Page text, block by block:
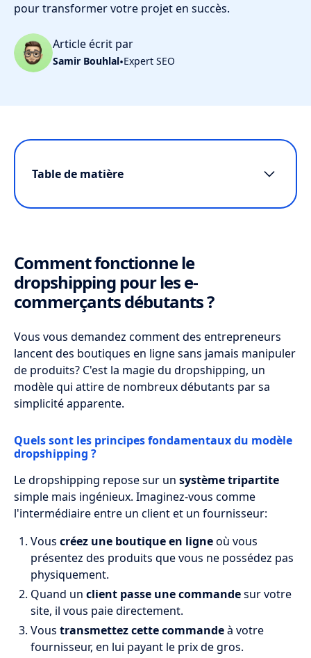
pour transformer votre projet en succès.
Article écrit par
Samir Bouhlal•Expert SEO
Table de matière
Comment fonctionne le dropshipping
d'entrepreneurs en ligne ?
Comment choisir les bons produits et
fournisseurs pour son business ?
Quelles étapes suivre pour créer une
boutique en ligne performante ?
Pourquoi le dropshipping attire-t-il tant
d'entrepreneurs en ligne ?
en compte avant de se lancer ?
Comment éviter les erreurs courantes
des débutants en dropshipping ?
Quelles sont les perspectives d'évolution
du dropshipping ?
FAQ
Comment fonctionne le
dropshipping pour les e-
commerçants débutants ?
Vous vous demandez comment des entrepreneurs
lancent des boutiques en ligne sans jamais manipuler
de produits? C'est la magie du dropshipping, un
modèle qui attire de nombreux débutants par sa
simplicité apparente.
Quels sont les principes fondamentaux du modèle
dropshipping ?
Le dropshipping repose sur un système tripartite
simple mais ingénieux. Imaginez-vous comme
l'intermédiaire entre un client et un fournisseur:
Vous créez une boutique en ligneoù vous
présentez des produits que vous ne possédez pas
physiquement.
Quand un client passe une commandesur votre
site, il vous paie directement.
Vous transmettez cette commandeà votre
fournisseur, en lui payant le prix de gros.